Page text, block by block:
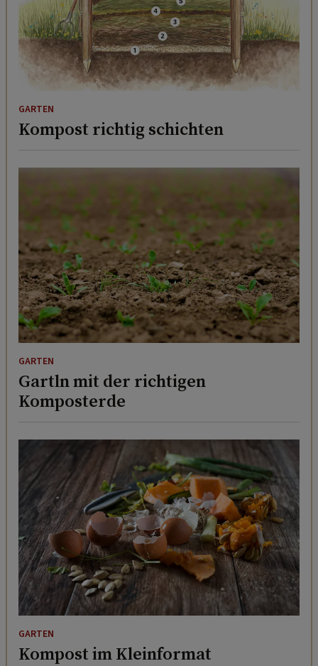
GARTEN
Kompost richtig schichten
GARTEN
Gartln mit der richtigen
Komposterde
GARTEN
Kompost im Kleinformat